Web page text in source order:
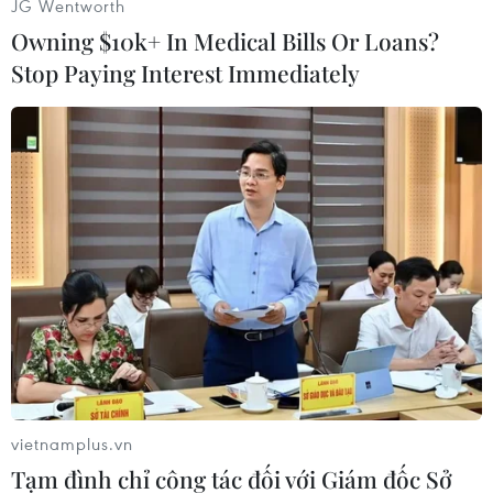
#Paris #Francois Hollande #Đạo luật
#Biểu tình
#Chính phủ Pháp
#Cam kết
#Ngày nổi giận
#Khảo sát
#Thông điệp năm mới
#Hôn nhân đồng giới
Pháp
JG Wentworth
Owning $10k+ In Medical Bills Or Loans?
Stop Paying Interest Immediately
vietnamplus.vn
Tạm đình chỉ công tác đối với Giám đốc Sở